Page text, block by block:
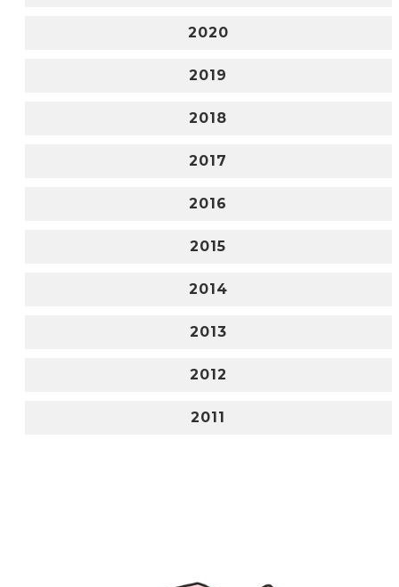
2020
2019
2018
2017
2016
2015
2014
2013
2012
2011